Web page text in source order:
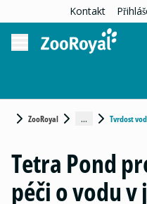
Kontakt
ZooRoyal ... Tvrdost
Tetra Pond
péči o vodu v